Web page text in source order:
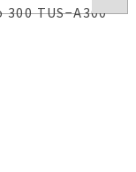
300 TUS−A300